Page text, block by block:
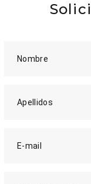
Nombre
Apellidos
E-mail